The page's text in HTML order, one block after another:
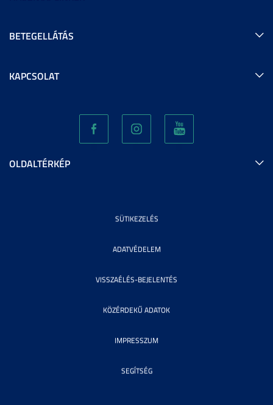
BETEGELLÁTÁS
KAPCSOLAT
OLDALTÉRKÉP
SÜTIKEZELÉS
ADATVÉDELEM
VISSZAÉLÉS-BEJELENTÉS
KÖZÉRDEKŰ ADATOK
IMPRESSZUM
SEGÍTSÉG